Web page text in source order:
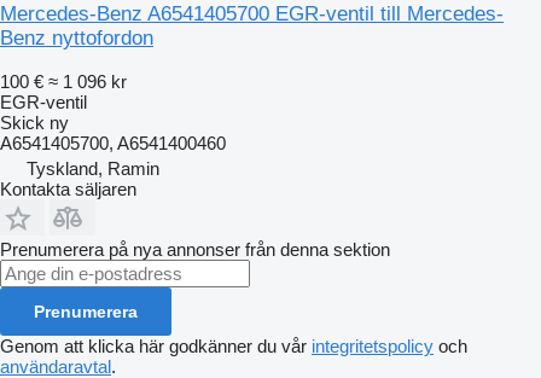
Mercedes-Benz A6541405700 EGR-ventil till Mercedes-
Benz nyttofordon
100 € ≈ 1 096 kr
EGR-ventil
Skick ny
A6541405700, A6541400460
Tyskland, Ramin
Kontakta säljaren
Prenumerera på nya annonser från denna sektion
Prenumerera
Genom att klicka här godkänner du vår integritetspolicy och
användaravtal.